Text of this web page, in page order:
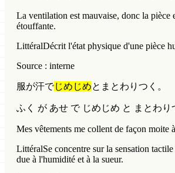
La ventilation est mauvaise, donc la pièce
étouffante.
LittéralDécrit l'état physique d'une pièce
Source : interne
服が汗でじめじめとまとわりつく。
ふく が あせ で じめじめ と まとわり
Mes vêtements me collent de façon moite
LittéralSe concentre sur la sensation
due à l'humidité et à la sueur.